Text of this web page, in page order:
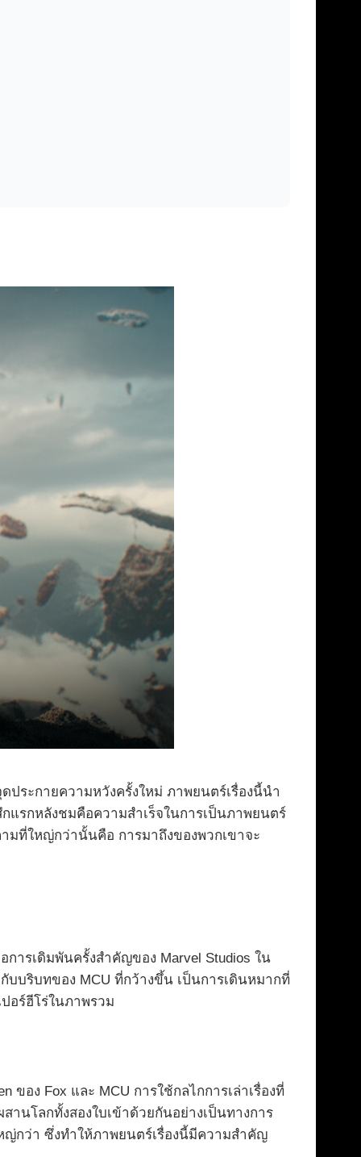
ประกายความหวังครั้งใหม่ ภาพยนตร์เรื่องนี้นำ
แรกหลังชมคือความสำเร็จในการเป็นภาพยนตร์
มที่ใหญ่กว่านั้นคือ การมาถึงของพวกเขาจะ
ารเดิมพันครั้งสำคัญของ Marvel Studios ใน
บบริบทของ MCU ที่กว้างขึ้น เป็นการเดินหมากที่
อร์ฮีโร่ในภาพรวม
อง Fox และ MCU การใช้กลไกการเล่าเรื่องที่
านโลกทั้งสองใบเข้าด้วยกันอย่างเป็นทางการ
ญ่กว่า ซึ่งทำให้ภาพยนตร์เรื่องนี้มีความสำคัญ